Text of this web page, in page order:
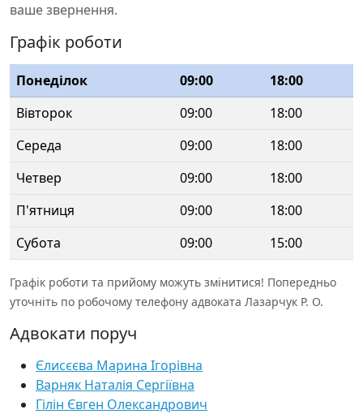
ваше звернення.
Графік роботи
Понеділок 09:00
18:00
Вівторок
09:00
18:00
Середа
09:00
18:00
Четвер
09:00
18:00
П'ятниця
09:00
18:00
Субота
09:00 15:00
Графік роботи та прийому можуть змінитися! Попередньо
уточніть по робочому телефону адвоката Лазарчук Р. О.
Адвокати поруч
Єлисєєва Марина Ігорівна
Варняк Наталія Сергіївна
Гілін Євген Олександрович